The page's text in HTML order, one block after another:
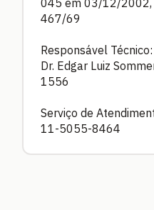
467/69
Responsável Técnico:
Dr. Edgar Luiz
1556
Serviço de
11-5055-8464